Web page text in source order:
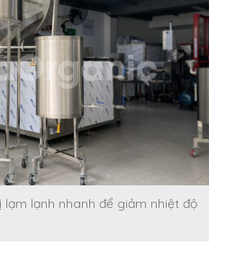
lạnh nhanh để giảm nhiệt độ